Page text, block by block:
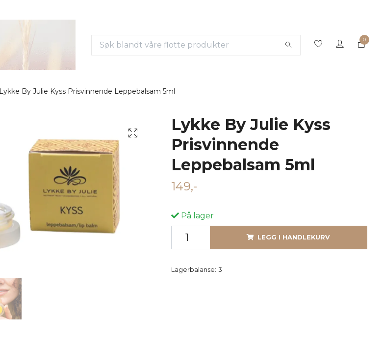
0
Lykke By Julie Kyss Prisvinnende Leppebalsam 5ml
Lykke By Julie Kyss
Prisvinnende
Leppebalsam 5ml
149,-
På lager
LEGG I HANDLEKURV
Lagerbalanse: 3